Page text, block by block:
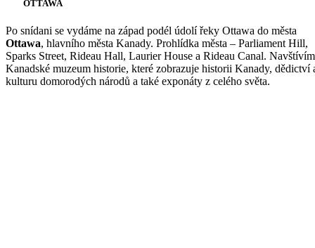
OTTAWA
Po snídani se vydáme na západ podél údolí řeky Ottawa do města
Ottawa, hlavního města Kanady. Prohlídka města – Parliament Hill,
Sparks Street, Rideau Hall, Laurier House a Rideau Canal.
Kanadské muzeum historie, které zobrazuje historii Kanady, dědictví
kulturu domorodých národů a také exponáty z celého světa.